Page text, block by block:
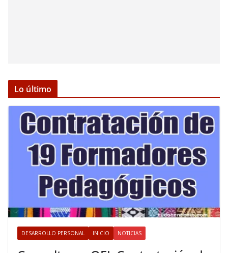
Lo último
DESARROLLO PERSONAL INICIO NOTICIAS